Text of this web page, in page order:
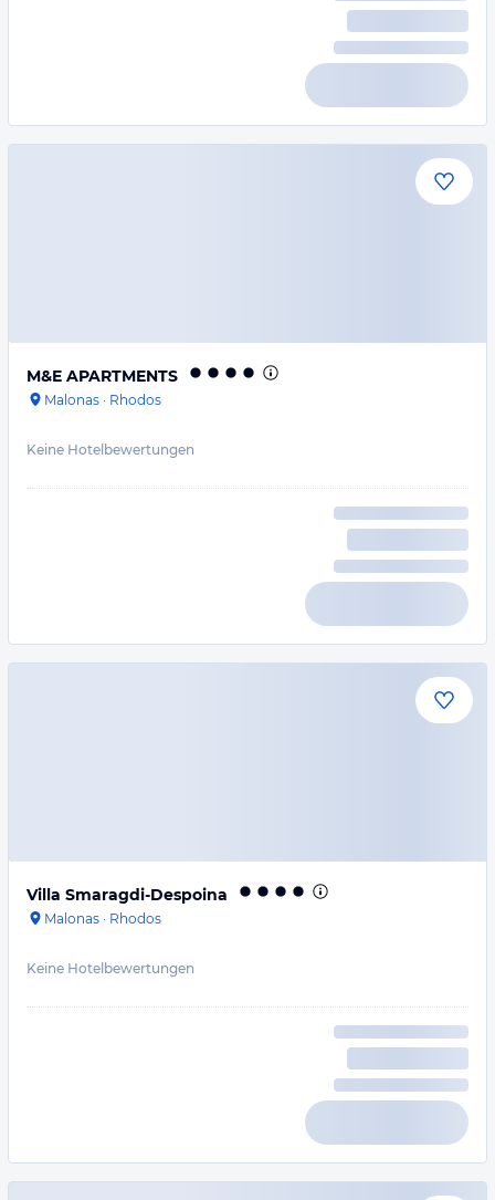
M&E APARTMENTS
Malonas · Rhodos
Keine Hotelbewertungen
Villa Smaragdi-Despoina
Malonas · Rhodos
Keine Hotelbewertungen